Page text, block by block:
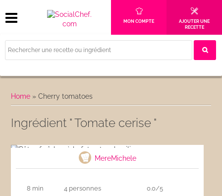
MON COMPTE
AJOUTER UNE
RECETTE
Home »Cherry tomatoes
Ingrédient " Tomate cerise "
MereMichele
8 min 4 personnes 0.0/5